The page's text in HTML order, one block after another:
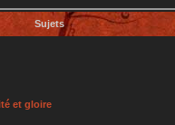
Sujets
et gloire